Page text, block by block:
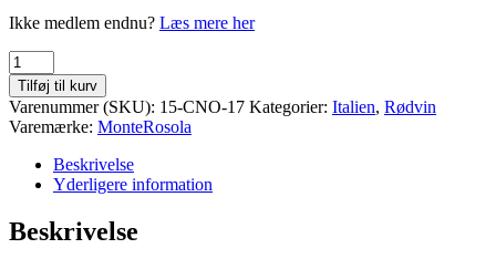
Ikke medlem endnu? Læs mere her
Corpo
Notte
2017
antal
Tilføj til kurv
Varenummer (SKU): 15-CNO-17 Kategorier: Italien, Rødvin
Varemærke: MonteRosola
Beskrivelse
Yderligere information
Beskrivelse